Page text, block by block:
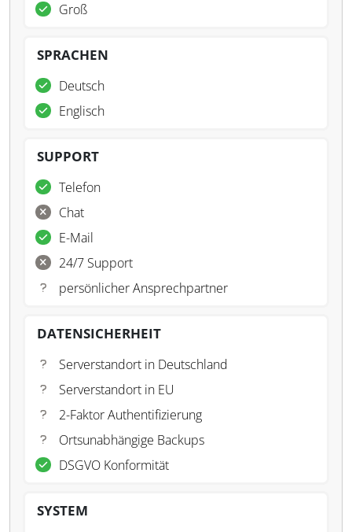
Groß
SPRACHEN
Deutsch
Englisch
SUPPORT
Telefon
Chat
E-Mail
24/7 Support
persönlicher Ansprechpartner
DATENSICHERHEIT
Serverstandort in Deutschland
Serverstandort in EU
2-Faktor Authentifizierung
Ortsunabhängige Backups
DSGVO Konformität
SYSTEM